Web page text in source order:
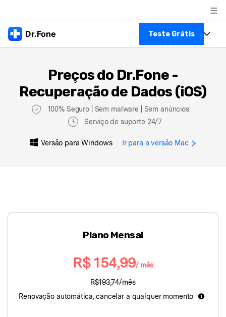
Produtos em destaque
Soluções
Sala de imprensa
Dr.Fone Teste Grátis
Veja Toolkit Completo >
Productos
Para PC
Ações rápidas
Recursos
Reparar Celular
Encontre Mais Soluções
Preços do Dr.Fone -
Recuperação de Dados (iOS)
100% Seguro | Sem malware | Sem anúncios
Serviço de suporte 24/7
Versão para Windows Ir para a versão Mac
Plano Mensal
R$ 154,99/ mês
R$193,74/mês
Renovação automática, cancelar a qualquer momento